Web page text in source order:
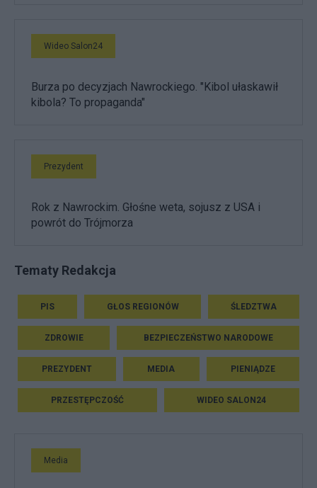
Wideo Salon24
Burza po decyzjach Nawrockiego. "Kibol ułaskawił
kibola? To propaganda"
Prezydent
Rok z Nawrockim. Głośne weta, sojusz z USA i
powrót do Trójmorza
Tematy Redakcja
PIS GŁOS REGIONÓW ŚLEDZTWA
ZDROWIE BEZPIECZEŃSTWO NARODOWE
PREZYDENT MEDIA PIENIĄDZE
PRZESTĘPCZOŚĆ WIDEO SALON24
Media